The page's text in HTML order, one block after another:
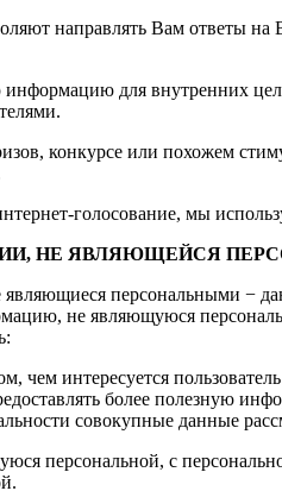
направлять Вам ответы
для внутренних
конкурсе или похожем
голосование, мы
НЕ ЯВЛЯЮЩЕЙСЯ
персональными −
не являющуюся
интересуется
более полезную
совокупные данные
персональной, с